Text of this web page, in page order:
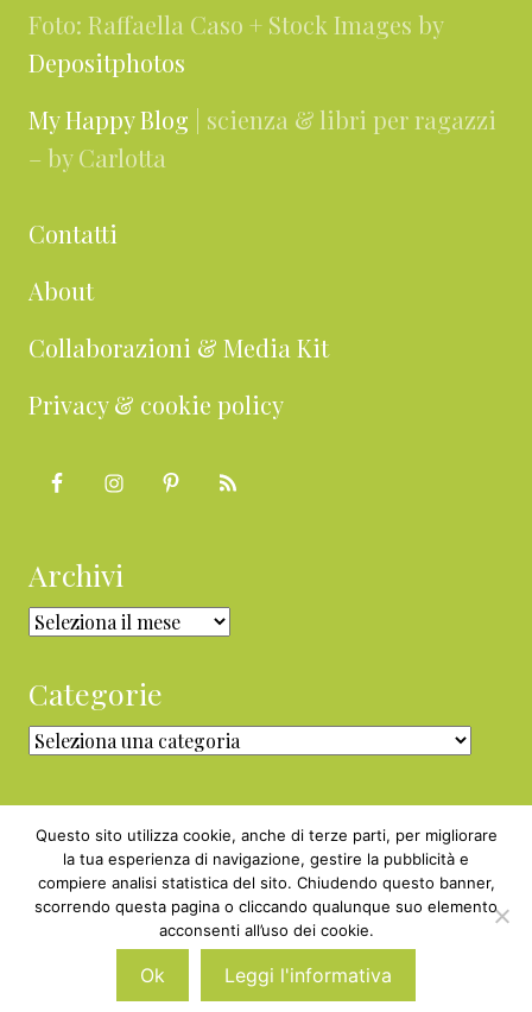
Foto: Raffaella Caso + Stock Images by
Depositphotos
My Happy Blog | scienza & libri per ragazzi
– by Carlotta
Contatti
About
Collaborazioni & Media Kit
Privacy & cookie policy
Archivi
Archivi
Categorie
Categorie
Copyright © 2010 - 2026 BabyGreen™ ·
P.IVA 05829800969 · Webmaster
Nexnova.net
Questo sito utilizza cookie, anche di terze parti, per migliorare
la tua esperienza di navigazione, gestire la pubblicità e
compiere analisi statistica del sito. Chiudendo questo banner,
scorrendo questa pagina o cliccando qualunque suo elemento
acconsenti all’uso dei cookie.
Ok Leggi l'informativa